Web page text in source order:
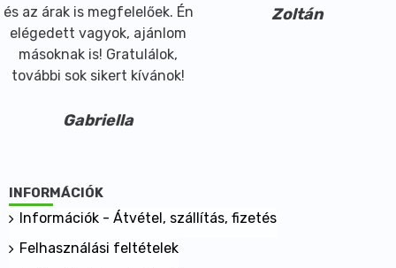
és az árak is megfelelőek. Én
elégedett vagyok, ajánlom
másoknak is! Gratulálok,
további sok sikert kívánok!
Gabriella
Zoltán
INFORMÁCIÓK
Információk - Átvétel, szállítás, fizetés
Felhasználási feltételek